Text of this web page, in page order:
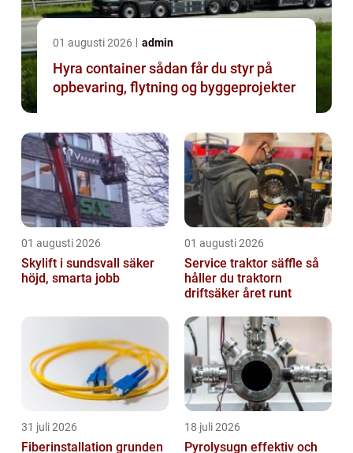
01 augusti 2026 admin
Hyra container sådan får du styr på
opbevaring, flytning og byggeprojekter
01 augusti 2026
Skylift i sundsvall säker
höjd, smarta jobb
01 augusti 2026
Service traktor säffle så
håller du traktorn
driftsäker året runt
31 juli 2026
Fiberinstallation grunden
18 juli 2026
Pyrolysugn effektiv och